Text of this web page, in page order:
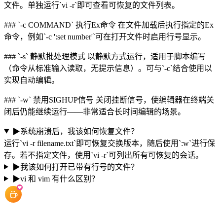
文件。单独运行`vi -r`即可查看可恢复的文件列表。
### `-c COMMAND` 执行Ex命令 在文件加载后执行指定的Ex
命令，例如`-c ':set number'`可在打开文件时启用行号显示。
### `-s` 静默批处理模式 以静默方式运行，适用于脚本编写
（命令从标准输入读取，无提示信息）。可与`-c`结合使用以
实现自动编辑。
### `-w` 禁用SIGHUP信号 关闭挂断信号，使编辑器在终端关
闭后仍能继续运行——非常适合长时间编辑的场景。
▶系统崩溃后，我该如何恢复文件？
运行`vi -r filename.txt`即可恢复交换版本，随后使用`:w`进行保
存。若不指定文件，使用`vi -r`可列出所有可恢复的会话。
▶我该如何打开已带有行号的文件？
▶vi 和 vim 有什么区别？